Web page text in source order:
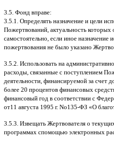
3.5. Фонд вправе:
3.5.1. Определять назначение и цели
Пожертвований актуальность которых
самостоятельно если иное назначение
пожертвования не было указано
3.5.2. Использовать на административно
расходы связанные с поступлением
деятельности финансируемой за счет
более 20 процентов финансовых
финансовый год в соответствии с
от11 августа 1995 г. No135-ФЗ «О
3.5.3. Извещать Жертвователя o
программах cпомощью электронных